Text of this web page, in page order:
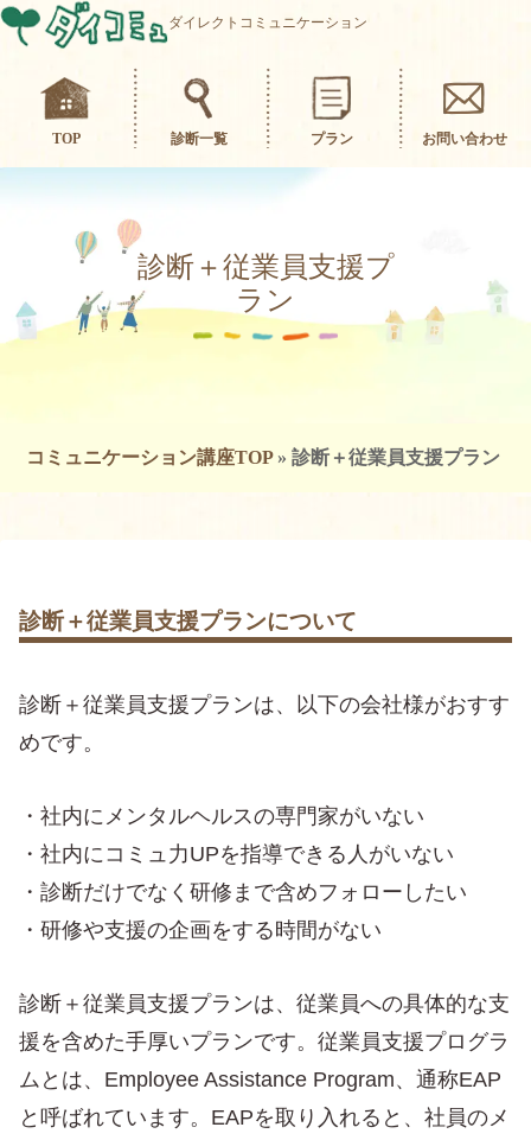
ダイレクトコミュニケーション
TOP 診断一覧 プラン お問い合わせ
診断＋従業員支援プ
ラン
コミュニケーション講座TOP»診断＋従業員支援プラン
診断＋従業員支援プランについて
診断＋従業員支援プランは、以下の会社様がおすす
めです。
・社内にメンタルヘルスの専門家がいない
・社内にコミュ力UPを指導できる人がいない
・診断だけでなく研修まで含めフォローしたい
・研修や支援の企画をする時間がない
診断＋従業員支援プランは、従業員への具体的な支
援を含めた手厚いプランです。従業員支援プログラ
ムとは、Employee Assistance Program、通称EAP
と呼ばれています。EAPを取り入れると、社員のメ